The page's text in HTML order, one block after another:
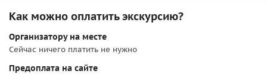
Как можно оплатить экскурсию?
Организатору на месте
Сейчас ничего платить не нужно
Предоплата на сайте